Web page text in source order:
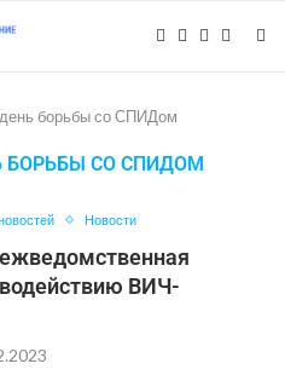
борьбы со СПИДом
БОРЬБЫ СО СПИДОМ
Новости
ВИЧ-